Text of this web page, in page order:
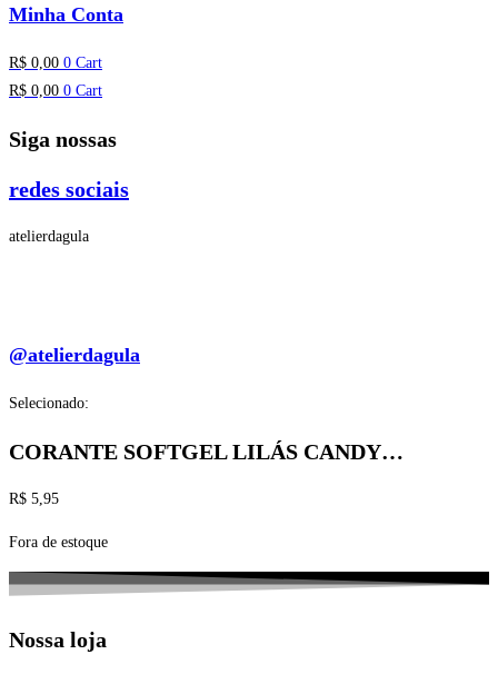
Minha Conta
R$ 0,00 0 Cart
R$ 0,00 0 Cart
Siga nossas
redes sociais
atelierdagula
@atelierdagula
Selecionado:
CORANTE SOFTGEL LILÁS CANDY…
R$ 5,95
Fora de estoque
Nossa loja